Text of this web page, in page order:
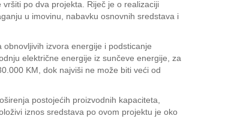
po dva projekta. Riječ je o realizaciji
u imovinu, nabavku osnovnih sredstava i
izvora energije i podsticanje
električne energije iz sunčeve energije, za
KM, dok najviši ne može biti veći od
postojećih proizvodnih kapaciteta,
iznos sredstava po ovom projektu je oko